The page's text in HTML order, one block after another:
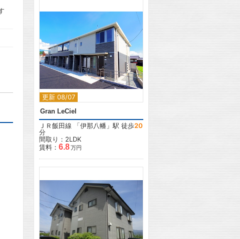
更新 08/07
2
Gran LeCiel
ＪＲ飯田線 「伊那八幡 」駅 徒歩20
分
間取り：2LDK
賃料： 6.8万円
2